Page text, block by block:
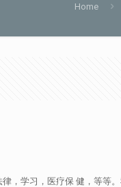
Home
，学习，医疗保 健，等等